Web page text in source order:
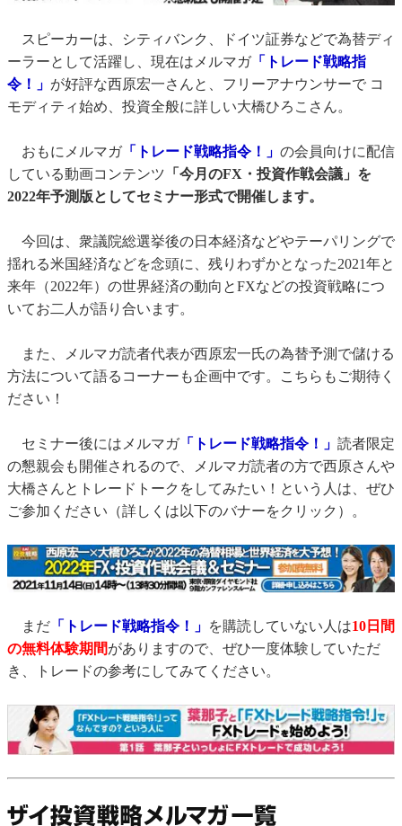
スピーカーは、シティバンク、ドイツ証券などで為替ディ
ーラーとして活躍し、現在はメルマガ「トレード戦略指
令！」 が好評な西原宏一さんと、フリーアナウンサーで コ
モディティ始め、投資全般に詳しい大橋ひろこさん。
おもにメルマガ「トレード戦略指令！」 の会員向けに配信
している動画コンテンツ 「今月のFX・投資作戦会議」を
2022年予測版としてセミナー形式で開催します。
今回は、衆議院総選挙後の日本経済などやテーパリングで
揺れる米国経済などを念頭に、残りわずかとなった2021年と
来年（2022年）の世界経済の動向とFXなどの投資戦略につ
いてお二人が語り合います。
また、メルマガ読者代表が西原宏一氏の為替予測で儲ける
方法について語るコーナーも企画中です。こちらもご期待く
ださい！
セミナー後にはメルマガ「トレード戦略指令！」 読者限定
の懇親会も開催されるので、メルマガ読者の方で西原さんや
大橋さんとトレードトークをしてみたい！という人は、ぜひ
ご参加ください（詳しくは以下のバナーをクリック）。
まだ 「トレード戦略指令！」 を購読していない人は10日間
の無料体験期間がありますので、ぜひ一度体験していただ
き、トレードの参考にしてみてください。